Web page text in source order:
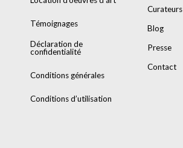
Témoignages
Déclaration de
confidentialité
Conditions générales
Conditions d’utilisation
Curateurs
Blog
Presse
Contact